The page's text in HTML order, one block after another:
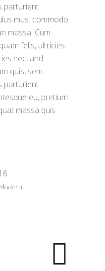
parturient
mus. commodo
massa. Cum
felis, ultricies
nec, and
quis, sem.
parturient
eu, pretium
massa quis.